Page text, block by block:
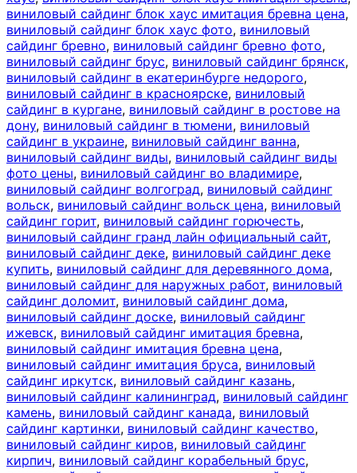
виниловый сайдинг блок хаус имитация бревна цена,
виниловый сайдинг блок хаус фото, виниловый
сайдинг бревно, виниловый сайдинг бревно фото,
виниловый сайдинг брус, виниловый сайдинг брянск,
виниловый сайдинг в екатеринбурге недорого,
виниловый сайдинг в красноярске, виниловый
сайдинг в кургане, виниловый сайдинг в ростове на
дону, виниловый сайдинг в тюмени, виниловый
сайдинг в украине, виниловый сайдинг ванна,
виниловый сайдинг виды, виниловый сайдинг виды
фото цены, виниловый сайдинг во владимире,
виниловый сайдинг волгоград, виниловый сайдинг
вольск, виниловый сайдинг вольск цена, виниловый
сайдинг горит, виниловый сайдинг горючесть,
виниловый сайдинг гранд лайн официальный сайт,
виниловый сайдинг деке, виниловый сайдинг деке
купить, виниловый сайдинг для деревянного дома,
виниловый сайдинг для наружных работ, виниловый
сайдинг доломит, виниловый сайдинг дома,
виниловый сайдинг доске, виниловый сайдинг
ижевск, виниловый сайдинг имитация бревна,
виниловый сайдинг имитация бревна цена,
виниловый сайдинг имитация бруса, виниловый
сайдинг иркутск, виниловый сайдинг казань,
виниловый сайдинг калининград, виниловый сайдинг
камень, виниловый сайдинг канада, виниловый
сайдинг картинки, виниловый сайдинг качество,
виниловый сайдинг киров, виниловый сайдинг
кирпич, виниловый сайдинг корабельный брус,